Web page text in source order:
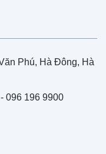
Phú, Hà Đông, Hà
096 196 9900